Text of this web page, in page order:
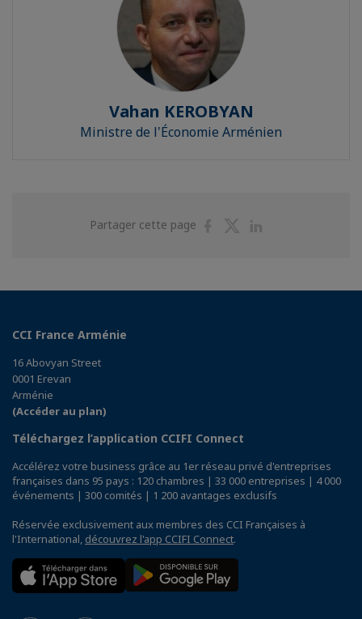
Vahan KEROBYAN
Ministre de l'Économie Arménien
Partager cette page
PartagerPartager
CCI France Arménie
16 Abovyan Street
0001 Erevan
Arménie
(Accéder au plan)
Téléchargez l’application CCIFI Connect
Accélérez votre business grâce au 1er réseau privé d'entreprises
françaises dans 95 pays : 120 chambres | 33 000 entreprises | 4 000
événements | 300 comités | 1 200 avantages exclusifs
Réservée exclusivement aux membres des CCI Françaises à
l'International, découvrez l'app CCIFI Connect.